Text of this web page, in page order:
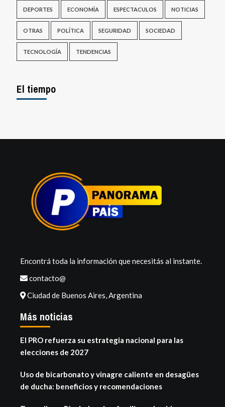
DEPORTES ECONOMÍA ESPECTACULOS NOTICIAS
OTRAS POLÍTICA SEGURIDAD SOCIEDAD
TECNOLOGÍA TENDENCIAS
El tiempo
Encontrá toda la información que necesitás al instante.
contacto@
Ciudad de Buenos Aires, Argentina
Más noticias
El PRO refuerza su estrategia nacional para las
elecciones de 2027
Uso de bicarbonato y vinagre caliente en desagües
de ducha: beneficios y recomendaciones